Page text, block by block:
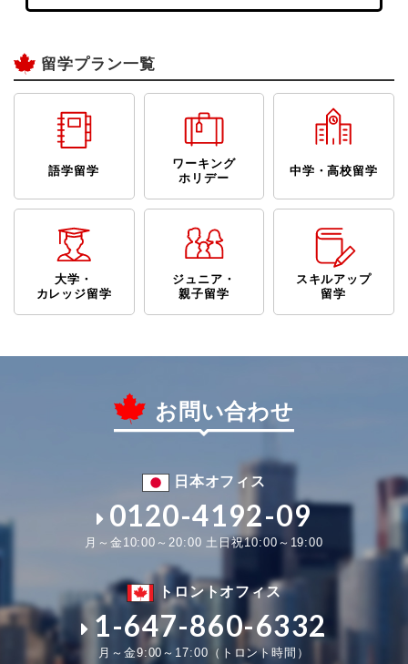
留学プラン一覧
語学留学
ワーキング
ホリデー
中学・高校留学
大学・
カレッジ留学
ジュニア・
親子留学
スキルアップ
留学
お問い合わせ
日本オフィス
0120-4192-09
月～金10:00～20:00 土日祝10:00～19:00
トロントオフィス
1-647-860-6332
月～金9:00～17:00（トロント時間）